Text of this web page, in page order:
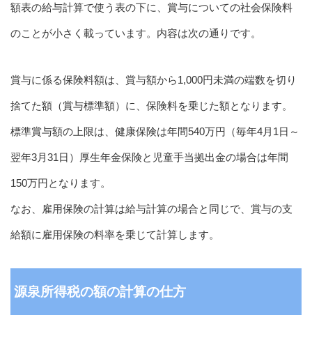
額表の給与計算で使う表の下に、賞与についての社会保険料
のことが小さく載っています。内容は次の通りです。
賞与に係る保険料額は、賞与額から1,000円未満の端数を切り
捨てた額（賞与標準額）に、保険料を乗じた額となります。
標準賞与額の上限は、健康保険は年間540万円（毎年4月1日～
翌年3月31日）厚生年金保険と児童手当拠出金の場合は年間
150万円となります。
なお、雇用保険の計算は給与計算の場合と同じで、賞与の支
給額に雇用保険の料率を乗じて計算します。
源泉所得税の額の計算の仕方